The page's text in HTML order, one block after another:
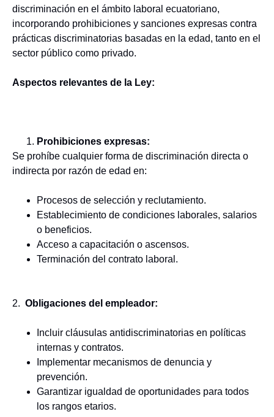
discriminación en el ámbito laboral ecuatoriano,
incorporando prohibiciones y sanciones expresas contra
prácticas discriminatorias basadas en la edad, tanto en el
sector público como privado.
Aspectos relevantes de la Ley:
Prohibiciones expresas:
Se prohíbe cualquier forma de discriminación directa o
indirecta por razón de edad en:
Procesos de selección y reclutamiento.
Establecimiento de condiciones laborales, salarios
o beneficios.
Acceso a capacitación o ascensos.
Terminación del contrato laboral.
2. Obligaciones del empleador:
Incluir cláusulas antidiscriminatorias en políticas
internas y contratos.
Implementar mecanismos de denuncia y
prevención.
Garantizar igualdad de oportunidades para todos
los rangos etarios.